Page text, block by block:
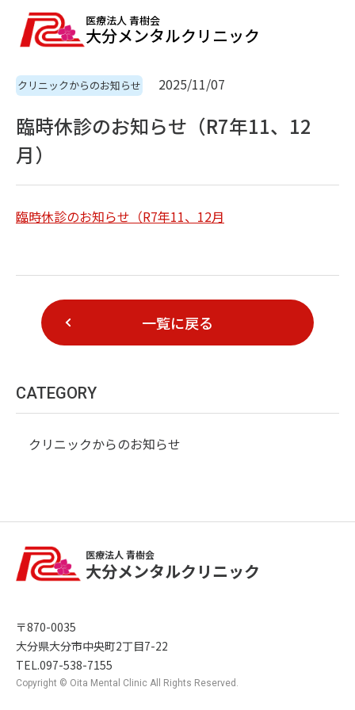
医療法人 青樹会
大分メンタルクリニック
クリニックからのお知らせ 2025/11/07
臨時休診のお知らせ（R7年11、12
月）
臨時休診のお知らせ（R7年11、12月
一覧に戻る
CATEGORY
クリニックからのお知らせ
医療法人 青樹会
大分メンタルクリニック
〒870-0035
大分県大分市中央町2丁目7-22
TEL.097-538-7155
Copyright © Oita Mental Clinic All Rights Reserved.